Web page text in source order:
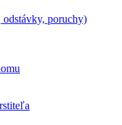
poruchy)